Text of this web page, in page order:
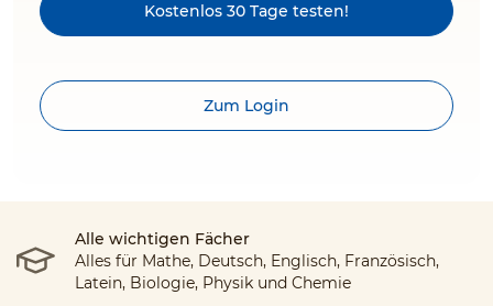
Kostenlos 30 Tage testen!
Zum Login
Alle wichtigen Fächer
Alles für Mathe, Deutsch, Englisch, Französisch,
Latein, Biologie, Physik und Chemie